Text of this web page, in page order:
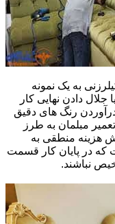
به یک نمونه
دادن نهایی کار
رنگ های دقیق
مبلمان به طرز
هزینه منطقی به
که در پایان کار قسمت
نباشند.